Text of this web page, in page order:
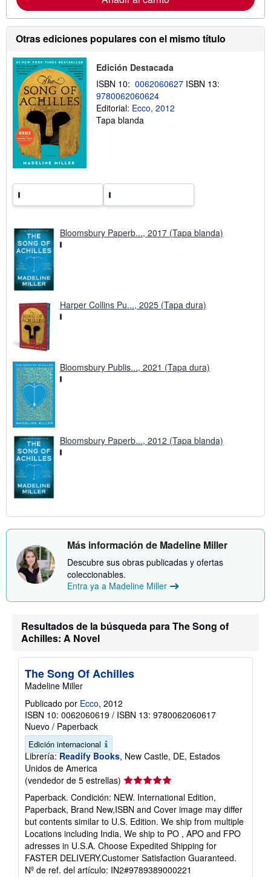
e
e
v
i
ó
n
s
e
l
n
o
Otras ediciones populares con el mismo título
Edición Destacada
ISBN 10: 0062060627 ISBN 13:
9780062060624
Editorial: Ecco, 2012
Tapa blanda
Bloomsbury Paperb..., 2017 (Tapa blanda)
Harper Collins Pu..., 2025 (Tapa dura)
Bloomsbury Publis..., 2021 (Tapa dura)
Bloomsbury Paperb..., 2012 (Tapa blanda)
Más información de Madeline Miller
Descubre sus obras publicadas y ofertas
coleccionables.
Entra ya a Madeline Miller
Resultados de la búsqueda para The Song of
Achilles: A Novel
The Song Of Achilles
Madeline Miller
Publicado por Ecco, 2012
ISBN 10: 0062060619 / ISBN 13: 9780062060617
Nuevo / Paperback
Edición internacional
Librería: Readify Books, New Castle, DE, Estados
Unidos de America
(vendedor de 5 estrellas) Calificación
del
vendedor:
5
de
5
estrellas
Paperback. Condición: NEW. International Edition,
Paperback, Brand New,ISBN and Cover image may differ
but contents similar to U.S. Edition. We ship from multiple
Locations including India, We ship to PO , APO and FPO
adresses in U.S.A. Choose Expedited Shipping for
FASTER DELIVERY.Customer Satisfaction Guaranteed.
Nº de ref. del artículo: IN2#9789389000221